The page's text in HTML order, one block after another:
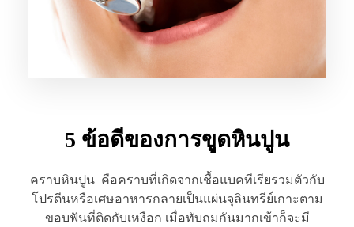
5 ข้อดีของการขูดหินปูน
คราบหินปูน คือคราบที่เกิดจากเชื้อแบคทีเรียรวมตัวกับ
โปรตีนหรือเศษอาหารกลายเป็นแผ่นจุลินทรีย์เกาะตาม
ขอบฟันที่ติดกับเหงือก เมื่อทับถมกันมากเข้าก็จะมี